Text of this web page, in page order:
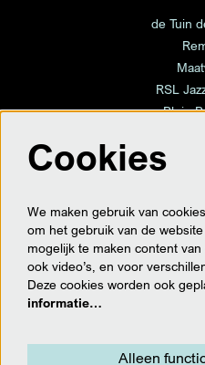
de Tuin
RSL
Plein
meld je hier aan
Cookies
We maken gebruik van
om het gebruik van de
mogelijk te maken content
ook video’s, en voor
Deze cookies worden ook
informatie…
Alleen